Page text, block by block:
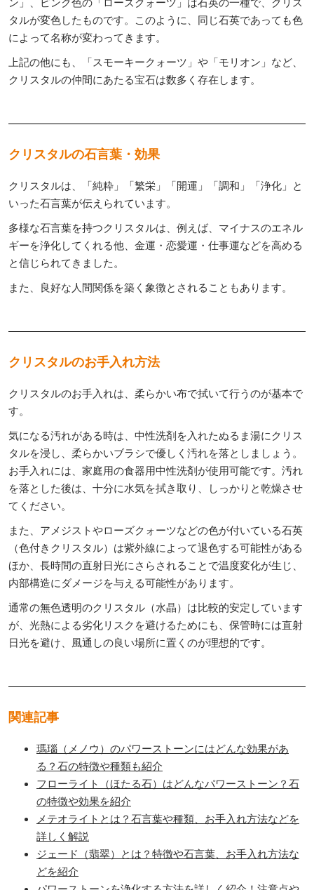
タルが変色したものです。このように、同じ石英であっても色
によって名称が変わってきます。
上記の他にも、「スモーキークォーツ」や「モリオン」など、
クリスタルの仲間にあたる宝石は数多く存在します。
クリスタルの石言葉・効果
クリスタルは、「純粋」「繁栄」「開運」「調和」「浄化」と
いった石言葉が伝えられています。
多様な石言葉を持つクリスタルは、例えば、マイナスのエネル
ギーを浄化してくれる他、金運・恋愛運・仕事運などを高める
と信じられてきました。
また、良好な人間関係を築く象徴とされることもあります。
クリスタルのお手入れ方法
クリスタルのお手入れは、柔らかい布で拭いて行うのが基本で
す。
気になる汚れがある時は、中性洗剤を入れたぬるま湯にクリス
タルを浸し、柔らかいブラシで優しく汚れを落としましょう。
お手入れには、家庭用の食器用中性洗剤が使用可能です。汚れ
を落とした後は、十分に水気を拭き取り、しっかりと乾燥させ
てください。
また、アメジストやローズクォーツなどの色が付いている石英
（色付きクリスタル）は紫外線によって退色する可能性がある
ほか、長時間の直射日光にさらされることで温度変化が生じ、
内部構造にダメージを与える可能性があります。
通常の無色透明のクリスタル（水晶）は比較的安定しています
が、光熱による劣化リスクを避けるためにも、保管時には直射
日光を避け、風通しの良い場所に置くのが理想的です。
関連記事
瑪瑙（メノウ）のパワーストーンにはどんな効果があ
る？石の特徴や種類も紹介
フローライト（ほたる石）はどんなパワーストーン？石
の特徴や効果を紹介
メテオライトとは？石言葉や種類、お手入れ方法などを
詳しく解説
ジェード（翡翠）とは？特徴や石言葉、お手入れ方法な
どを紹介